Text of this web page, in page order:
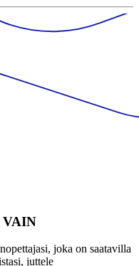
joka on saatavilla
juttele